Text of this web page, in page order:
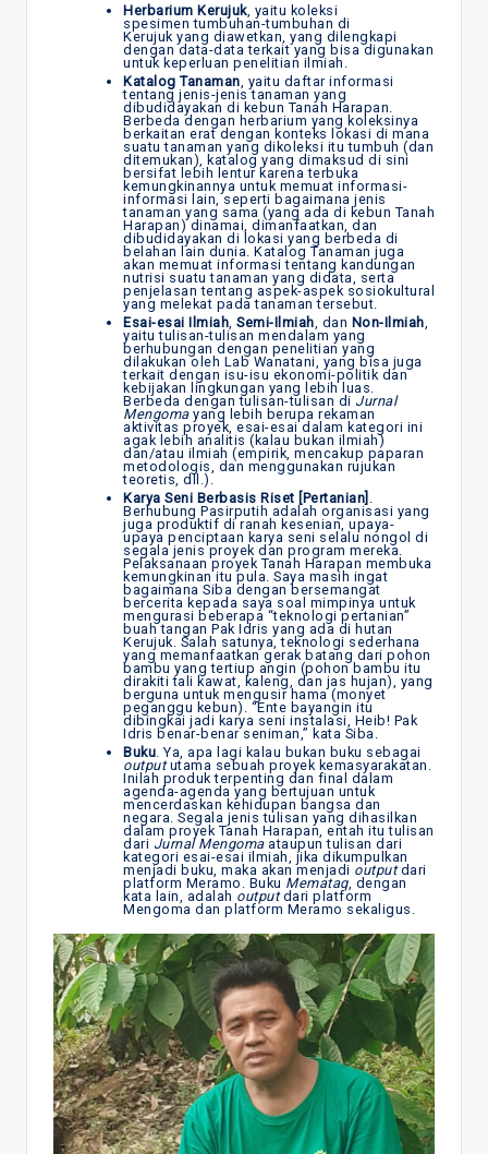
Herbarium Kerujuk, yaitu koleksi
spesimen tumbuhan-tumbuhan di
Kerujuk yang diawetkan, yang dilengkapi
dengan data-data terkait yang bisa digunakan
untuk keperluan penelitian ilmiah.
Katalog Tanaman , yaitu daftar informasi
tentang jenis-jenis tanaman yang
dibudidayakan di kebun Tanah Harapan.
Berbeda dengan herbarium yang koleksinya
berkaitan erat dengan konteks lokasi di mana
suatu tanaman yang dikoleksi itu tumbuh (dan
ditemukan), katalog yang dimaksud di sini
bersifat lebih lentur karena terbuka
kemungkinannya untuk memuat informasi-
informasi lain, seperti bagaimana jenis
tanaman yang sama (yang ada di kebun Tanah
Harapan) dinamai, dimanfaatkan, dan
dibudidayakan di lokasi yang berbeda di
belahan lain dunia. Katalog Tanaman juga
akan memuat informasi tentang kandungan
nutrisi suatu tanaman yang didata, serta
penjelasan tentang aspek-aspek sosiokultural
yang melekat pada tanaman tersebut.
Esai-esai Ilmiah Semi-Ilmiah , dan Non-Ilmiah
yaitu tulisan-tulisan mendalam yang
berhubungan dengan penelitian yang
dilakukan oleh Lab Wanatani, yang bisa juga
terkait dengan isu-isu ekonomi-politik dan
kebijakan lingkungan yang lebih luas.
Berbeda dengan tulisan-tulisan di Jurnal
Mengomayang lebih berupa rekaman
aktivitas proyek, esai-esai dalam kategori ini
agak lebih analitis (kalau bukan ilmiah)
dan/atau ilmiah (empirik, mencakup paparan
metodologis, dan menggunakan rujukan
teoretis, dll.).
Karya Seni Berbasis Riset [Pertanian] .
Berhubung Pasirputih adalah organisasi yang
juga produktif di ranah kesenian, upaya-
upaya penciptaan karya seni selalu nongol di
segala jenis proyek dan program mereka.
Pelaksanaan proyek Tanah Harapan membuka
kemungkinan itu pula. Saya masih ingat
bagaimana Siba dengan bersemangat
bercerita kepada saya soal mimpinya untuk
mengurasi beberapa “teknologi pertanian”
buah tangan Pak Idris yang ada di hutan
Kerujuk. Salah satunya, teknologi sederhana
yang memanfaatkan gerak batang dari pohon
bambu yang tertiup angin (pohon bambu itu
dirakiti tali kawat, kaleng, dan jas hujan), yang
berguna untuk mengusir hama (monyet
peganggu kebun). “Ente bayangin itu
dibingkai jadi karya seni instalasi, Heib! Pak
Idris benar-benar seniman,” kata Siba.
Buku. Ya, apa lagi kalau bukan buku sebagai
outpututama sebuah proyek kemasyarakatan.
Inilah produk terpenting dan final dalam
agenda-agenda yang bertujuan untuk
mencerdaskan kehidupan bangsa dan
negara. Segala jenis tulisan yang dihasilkan
dalam proyek Tanah Harapan, entah itu tulisan
dari Jurnal Mengomaataupun tulisan dari
kategori esai-esai ilmiah, jika dikumpulkan
menjadi buku, maka akan menjadi outputdari
platform Meramo. Buku Memataq, dengan
kata lain, adalah outputdari platform
Mengoma dan platform Meramo sekaligus.